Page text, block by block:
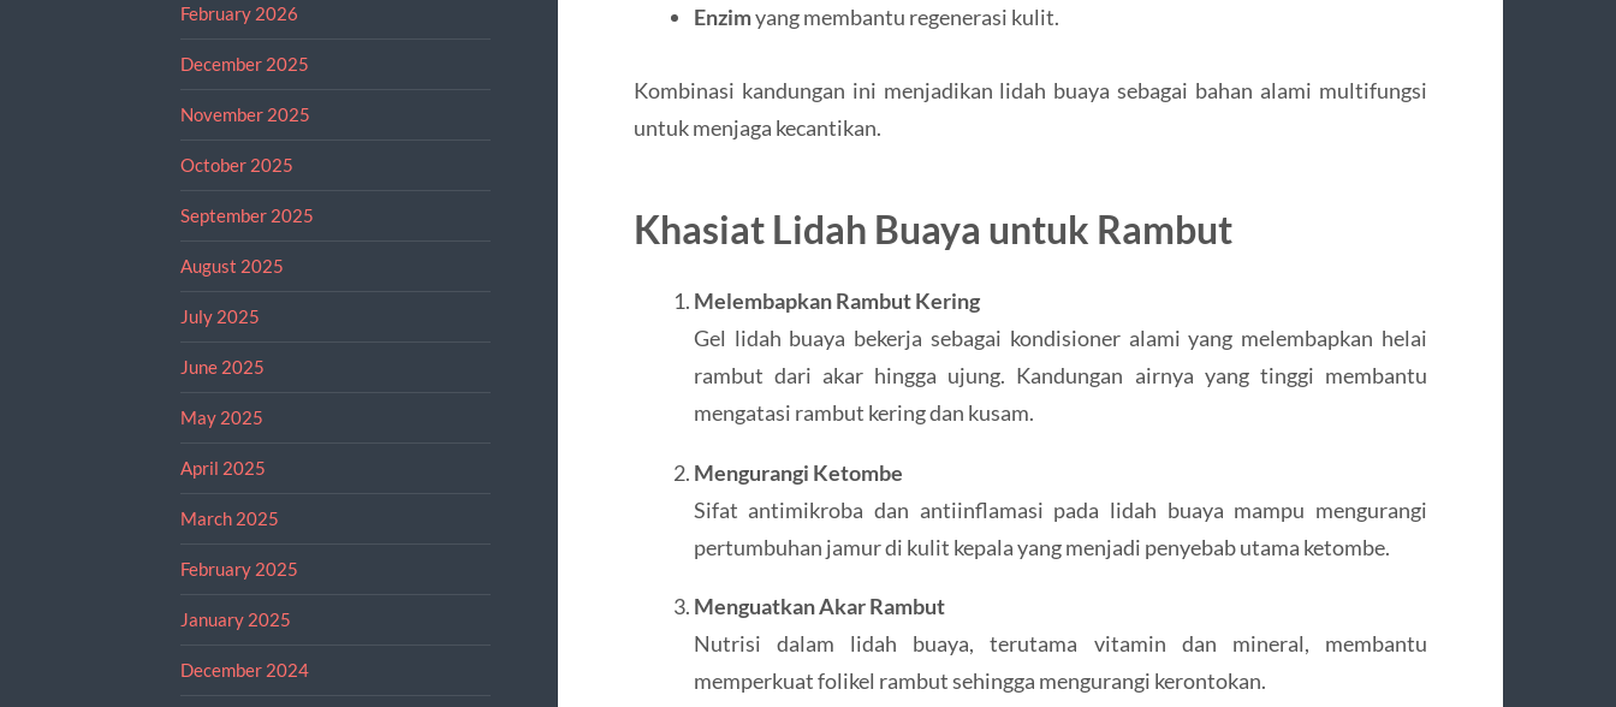
February 2026
December 2025
November 2025
October 2025
September 2025
August 2025
July 2025
June 2025
May 2025
April 2025
March 2025
February 2025
January 2025
December 2024
Enzimyang membantu regenerasi kulit.
Kombinasi kandungan ini menjadikan lidah buaya sebagai bahan alami multifungsi
untuk menjaga kecantikan.
Khasiat Lidah Buaya untuk Rambut
Melembapkan Rambut Kering
Gel lidah buaya bekerja sebagai kondisioner alami yang melembapkan helai
rambut dari akar hingga ujung. Kandungan airnya yang tinggi membantu
mengatasi rambut kering dan kusam.
Mengurangi Ketombe
Sifat antimikroba dan antiinflamasi pada lidah buaya mampu mengurangi
pertumbuhan jamur di kulit kepala yang menjadi penyebab utama ketombe.
Menguatkan Akar Rambut
Nutrisi dalam lidah buaya, terutama vitamin dan mineral, membantu
memperkuat folikel rambut sehingga mengurangi kerontokan.